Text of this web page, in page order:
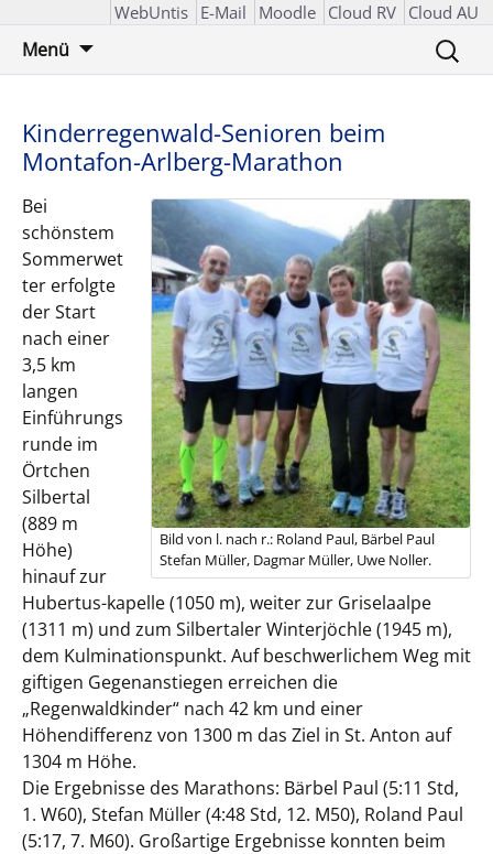
WebUntis E-Mail Moodle Cloud RV Cloud AU
Menü
Suchen
nach:
Kinderregenwald-Senioren beim
Montafon-Arlberg-Marathon
Bild von l. nach r.: Roland Paul, Bärbel Paul
Stefan Müller, Dagmar Müller, Uwe Noller.
Bei
schönstem
Sommerwet
ter erfolgte
der Start
nach einer
3,5 km
langen
Einführungs
runde im
Örtchen
Silbertal
(889 m
Höhe)
hinauf zur
Hubertus-kapelle (1050 m), weiter zur Griselaalpe
(1311 m) und zum Silbertaler Winterjöchle (1945 m),
dem Kulminationspunkt. Auf beschwerlichem Weg mit
giftigen Gegenanstiegen erreichen die
„Regenwaldkinder“ nach 42 km und einer
Höhendifferenz von 1300 m das Ziel in St. Anton auf
1304 m Höhe.
Die Ergebnisse des Marathons: Bärbel Paul (5:11 Std,
1. W60), Stefan Müller (4:48 Std, 12. M50), Roland Paul
(5:17, 7. M60). Großartige Ergebnisse konnten beim